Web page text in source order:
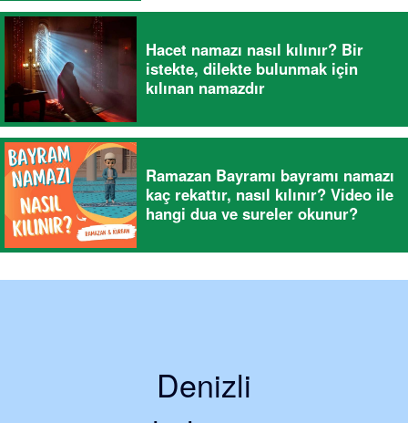
Hacet namazı nasıl kılınır? Bir
istekte, dilekte bulunmak için
kılınan namazdır
Ramazan Bayramı bayramı namazı
kaç rekattır, nasıl kılınır? Video ile
hangi dua ve sureler okunur?
Denizli